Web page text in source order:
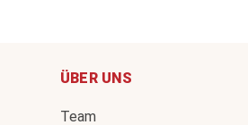
ÜBER UNS
Team